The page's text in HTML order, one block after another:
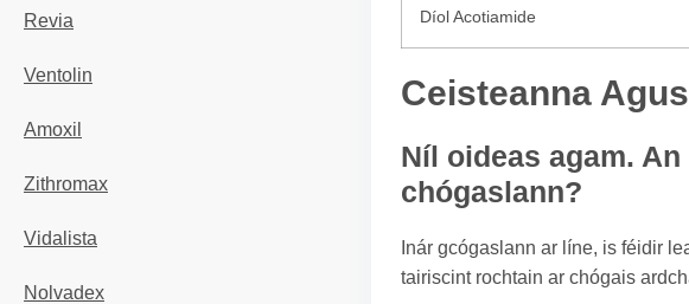
Revia
Ventolin
Amoxil
Zithromax
Vidalista
Nolvadex
Díol Acotiamide
Ceisteanna
Níl oideas agam.
chógaslann?
Inár gcógaslann ar líne, is féidir
tairiscint rochtain ar chógais